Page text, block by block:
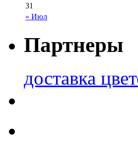
« Июл
31
Партнеры
доставка